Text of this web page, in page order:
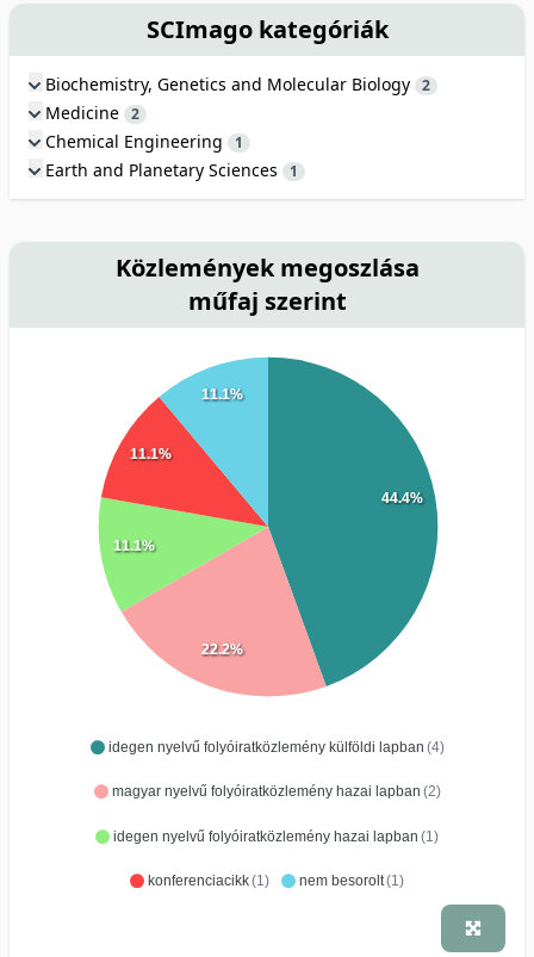
SCImago kategóriák
Biochemistry, Genetics and Molecular Biology 2
Medicine 2
Chemical Engineering 1
Earth and Planetary Sciences 1
Közlemények megoszlása
műfaj szerint
idegen nyelvű folyóiratközlemény külföldi lapban (4)
magyar nyelvű folyóiratközlemény hazai lapban (2)
idegen nyelvű folyóiratközlemény hazai lapban (1)
konferenciacikk(1) nem besorolt(1)
44.4%
22.2%
11.1%
11.1%
11.1%